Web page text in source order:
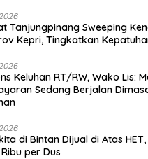
Tanjungpinang Sweeping
Kepri, Tingkatkan
Keluhan RT/RW, Wako Lis:
Sedang Berjalan
di Bintan Dijual di Atas
Ribu per Dus